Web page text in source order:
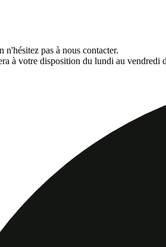
n'hésitez pas à nous contacter.
à votre disposition du lundi au vendredi